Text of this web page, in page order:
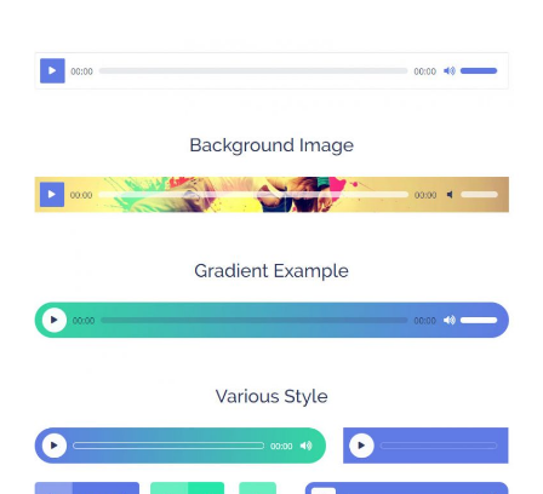
bietet, werden Sie feststellen, dass es Sie dabei